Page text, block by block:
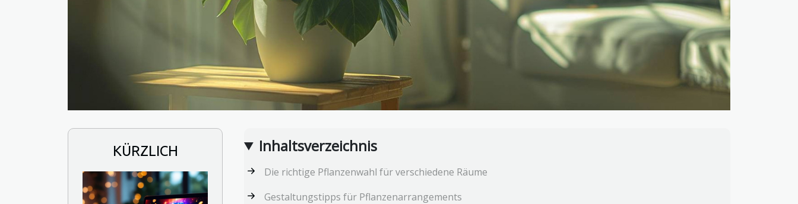
KÜRZLICH Inhaltsverzeichnis
Die richtige Pflanzenwahl für verschiedene Räume
Gestaltungstipps für Pflanzenarrangements